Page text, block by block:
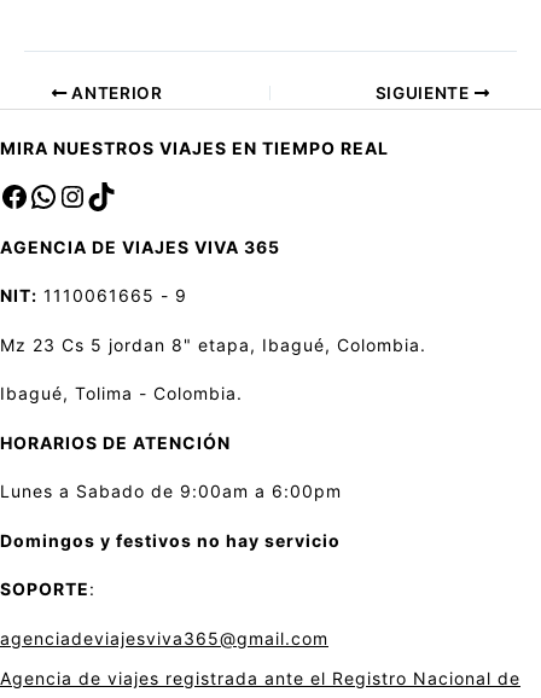
ANTERIOR SIGUIENTE
MIRA NUESTROS VIAJES EN TIEMPO REAL
Facebook
saInstagram
TikTok
AGENCIA DE VIAJES VIVA 365
NIT: 1110061665 - 9
Mz 23 Cs 5 jordan 8" etapa, Ibagué, Colombia.
Ibagué, Tolima - Colombia.
HORARIOS DE ATENCIÓN
Lunes a Sabado de 9:00am a 6:00pm
Domingos y festivos no hay servicio
SOPORTE:
agenciadeviajesviva365@gmail.com
Agencia de viajes registrada ante el Registro Nacional de